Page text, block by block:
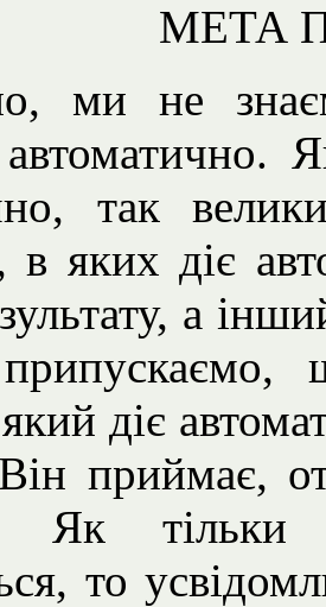
МЕТА
ми не
так
в яких діє
а
діє
приймає,
Як
то